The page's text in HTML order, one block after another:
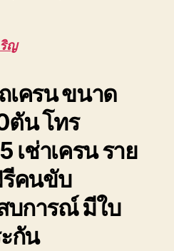
ญ
เครน ขนาด
น โทร
ช่าเครน ราย
รีคนขับ
บการณ์ มีใบ
กัน